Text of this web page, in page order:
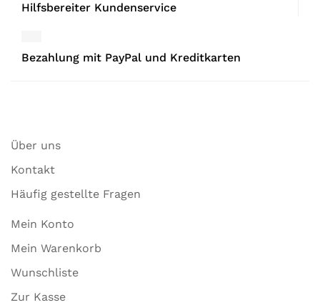
Hilfsbereiter Kundenservice
Bezahlung mit PayPal und Kreditkarten
Über uns
Kontakt
Häufig gestellte Fragen
Mein Konto
Mein Warenkorb
Wunschliste
Zur Kasse